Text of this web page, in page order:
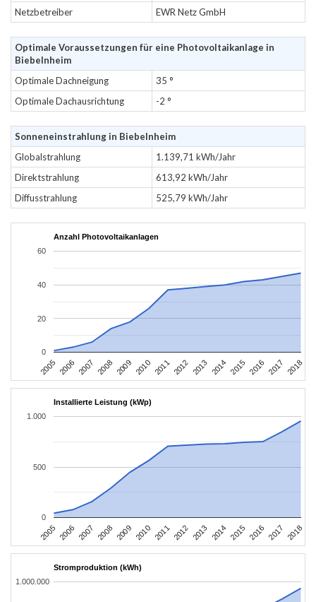
Netzbetreiber
EWR Netz GmbH
Optimale Voraussetzungen für eine Photovoltaikanlage in
Biebelnheim
Optimale Dachneigung
35 °
Optimale Dachausrichtung
-2 °
Sonneneinstrahlung in Biebelnheim
Globalstrahlung
1.139,71 kWh/Jahr
Direktstrahlung
613,92 kWh/Jahr
Diffusstrahlung
525,79 kWh/Jahr
Anzahl Photovoltaikanlagen
2005 2006 2007 2008 2009 2010 2011 2012 2013 2014 2015 2016 2017 2018
0
20
40
60
Installierte Leistung (kWp)
2005 2006 2007 2008 2009 2010 2011 2012 2013 2014 2015 2016 2017 2018
0
500
1.000
Stromproduktion (kWh)
1.000.000